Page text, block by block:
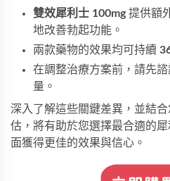
雙效犀利士 100mg提供額
地改善勃起功能。
兩款藥物的效果均可持續
在調整治療方案前，請先
量。
深入了解這些關鍵差異，並結
估，將有助於您選擇最合適的
面獲得更佳的效果與信心。